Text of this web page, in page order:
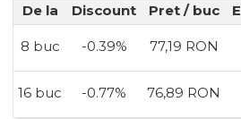
De la
Discount Pret / buc
8 buc -0.39% 77,19 RON
16 buc -0.77% 76,89 RON